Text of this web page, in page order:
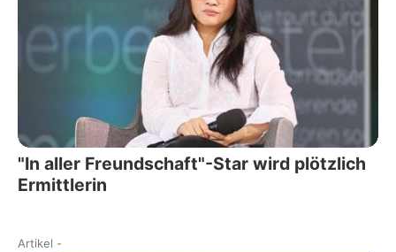
"In aller Freundschaft"-Star wird plötzlich
Ermittlerin
Artikel -